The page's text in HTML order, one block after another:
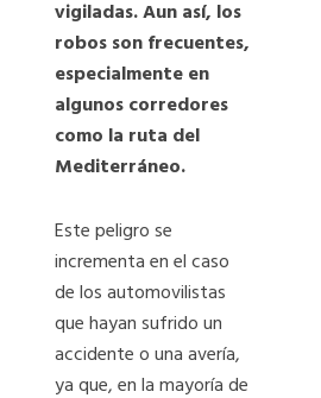
vigiladas. Aun así, los
robos son frecuentes,
especialmente en
algunos corredores
como la ruta del
Mediterráneo.
Este peligro se
incrementa en el caso
de los automovilistas
que hayan sufrido un
accidente o una avería,
ya que, en la mayoría de